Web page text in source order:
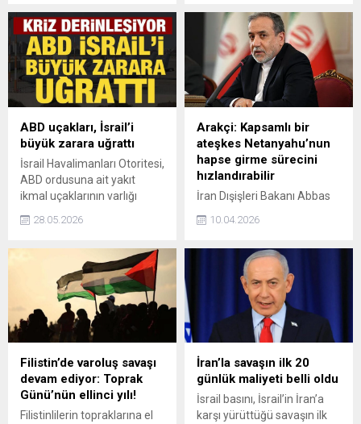
karara ilişkin, "İsrail
hükümetini aldığı bu kararı
yeniden gözden geçirmeye
çağırıyoruz." ifadesini
kullandı.
ABD uçakları, İsrail’i
büyük zarara uğrattı
İsrail Havalimanları Otoritesi,
ABD ordusuna ait yakıt
ikmal uçaklarının varlığı
Havalimanı'nın kapasitesinin
kullanılabildiğini ve son iki
ayda 248 milyon dolar zarar
ettiğini açıkladı.
28.05.2026
Arakçi: Kapsamlı bir
ateşkes Netanyahu’nun
hapse girme sürecini
hızlandırabilir
İran Dışişleri Bakanı Abbas
Binyamin Netanyahu'nun
yargılanmasına pazar günü
tekrar başlanacağına
belirterek, “Kapsamlı bir
ateşkes onun hapse girme
sürecini hızlandırabilir” dedi.
10.04.2026
Filistin’de varoluş savaşı
devam ediyor: Toprak
Günü’nün ellinci yılı!
Filistinlilerin topraklarına el
İran’la savaşın ilk 20
günlük maliyeti belli oldu
İsrail basını, İsrail’in İran’a
karşı yürüttüğü savaşın ilk